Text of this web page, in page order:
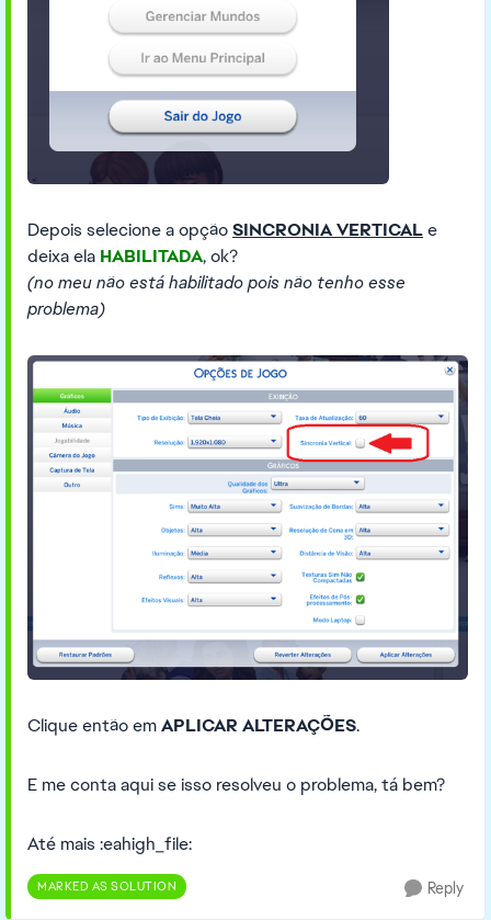
Depois selecione a opçãoSINCRONIA VERTICALe
deixa ela HABILITADA, ok?
(no meu não está habilitado pois não tenho esse
problema)
Clique então emAPLICAR ALTERAÇÕES.
E me conta aqui se isso resolveu o problema, tá bem?
Até mais :eahigh_file:
MARKED AS SOLUTION Reply